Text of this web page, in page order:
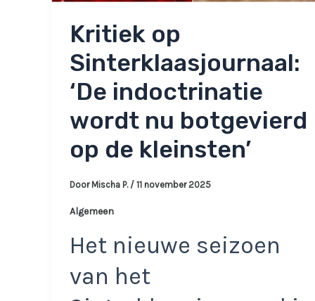
Kritiek op
Sinterklaasjournaal:
‘De indoctrinatie
wordt nu botgevierd
op de kleinsten’
Door Mischa P. / 11 november 2025
Algemeen
Het nieuwe seizoen
van het